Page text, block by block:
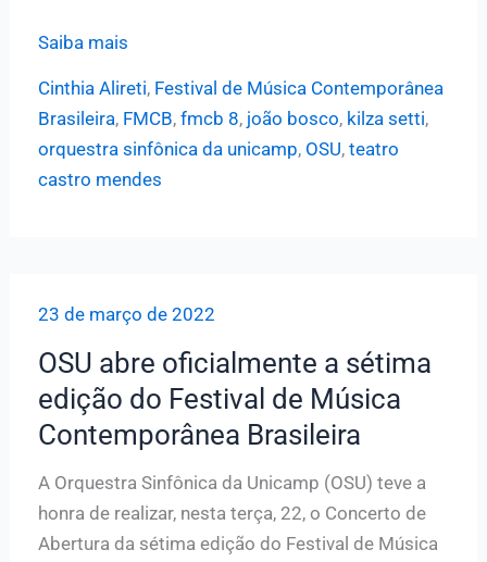
OSU
Música
Contemporânea
Brasileira,
dia
23,
Castro
Saiba mais
Cinthia Alireti, Festival de Música Contemporânea
Brasileira, FMCB, fmcb 8, joão bosco, kilza setti,
orquestra sinfônica da unicamp, OSU, teatro
castro mendes
23 de março de 2022
OSU abre oficialmente a sétima
edição do Festival de Música
Contemporânea Brasileira
A Orquestra Sinfônica da Unicamp (OSU) teve a
honra de realizar, nesta terça, 22, o Concerto de
Abertura da sétima edição do Festival de Música